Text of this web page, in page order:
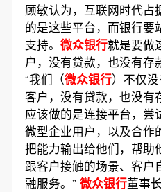
顾敏认为，互联网时代占
的是这些平台，而银行要
支持。 微众银行就是要做
户，没有贷款，也没有
“我们（微众银行）不仅
客户，没有贷款，也没有
应该做的是连接平台，尝
微型企业用户，以及合作
把能力输出给他们，帮助
跟客户接触的场景、客户
融服务。” 微众银行董事